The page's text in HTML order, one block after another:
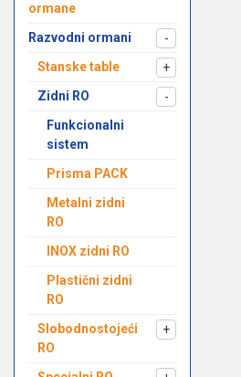
ormane
Razvodni ormani
-
Stanske table
+
Zidni RO
-
Funkcionalni
sistem
Prisma PACK
Metalni zidni
RO
INOX zidni RO
Plastični zidni
RO
Slobodnostojeći
RO
+